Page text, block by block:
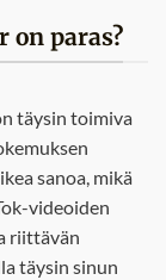
on paras?
täysin toimiva
sanoa, mikä
videoiden
riittävän
täysin sinun